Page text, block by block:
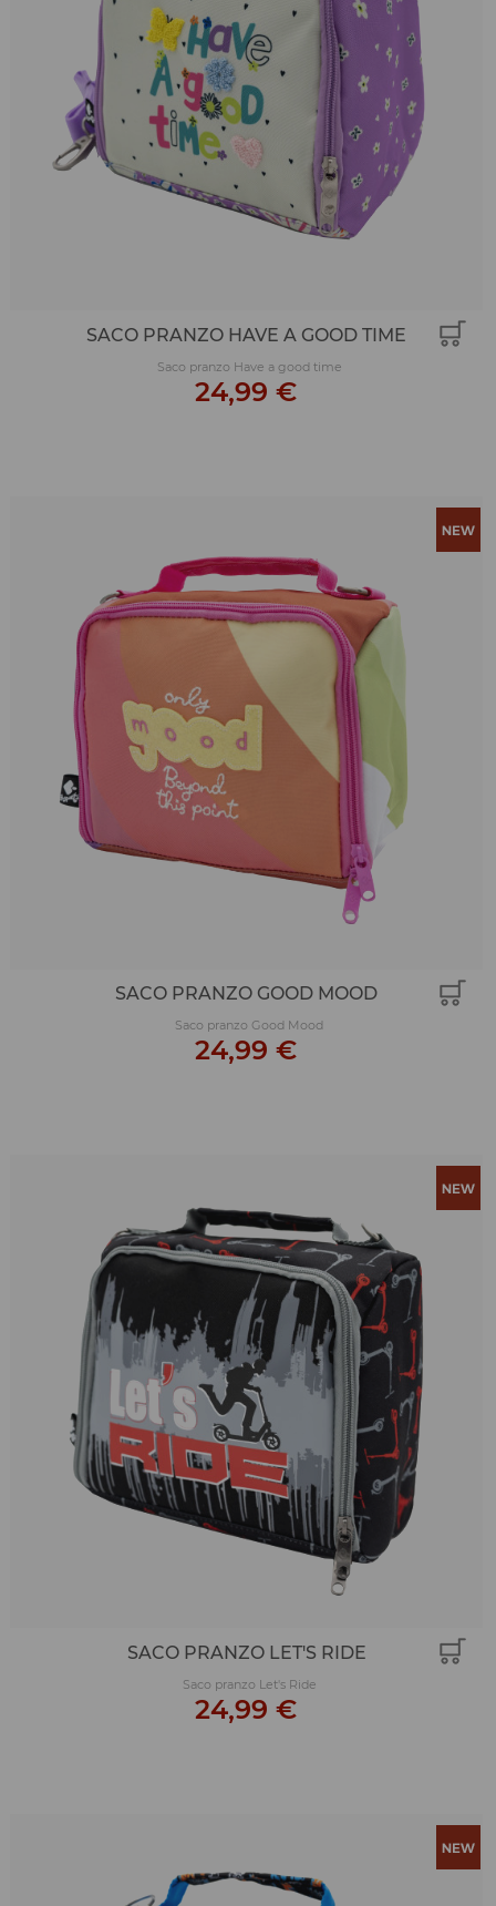
SACO PRANZO HAVE A GOOD TIME
Saco pranzo Have a good time
24,99 €
SACO PRANZO GOOD MOOD
Saco pranzo Good Mood
24,99 €
SACO PRANZO LET'S RIDE
Saco pranzo Let's Ride
24,99 €